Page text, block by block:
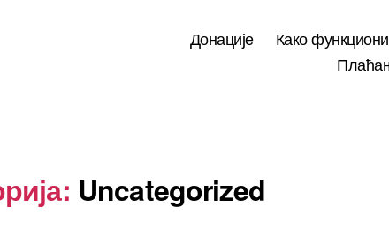
Донације Како
Uncategorized